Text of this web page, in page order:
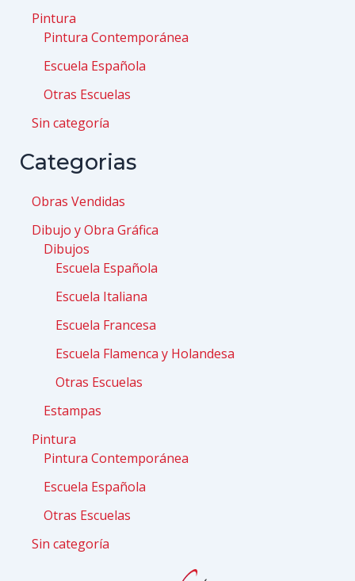
Pintura
Pintura Contemporánea
Escuela Española
Otras Escuelas
Sin categoría
Categorias
Obras Vendidas
Dibujo y Obra Gráfica
Dibujos
Escuela Española
Escuela Italiana
Escuela Francesa
Escuela Flamenca y Holandesa
Otras Escuelas
Estampas
Pintura
Pintura Contemporánea
Escuela Española
Otras Escuelas
Sin categoría